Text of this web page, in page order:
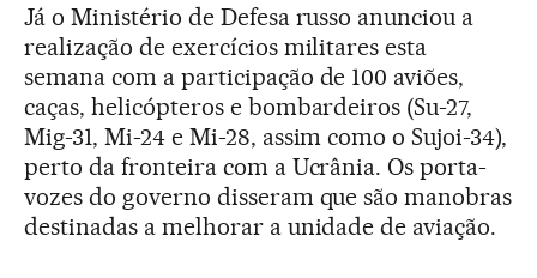
Já o Ministério de Defesa russo anunciou a
realização de exercícios militares esta
semana com a participação de 100 aviões,
caças, helicópteros e bombardeiros (Su-27,
Mig-31, Mi-24 e Mi-28, assim como o Sujoi-34),
perto da fronteira com a Ucrânia. Os porta-
vozes do governo disseram que são manobras
destinadas a melhorar a unidade de aviação.